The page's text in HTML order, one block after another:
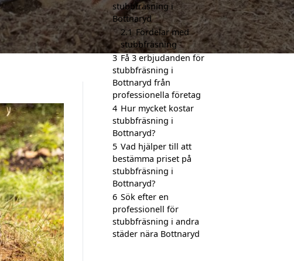
stubbfräsning i
Bottnaryd
2.1 Fördelar med
stubbfräsning
3 Få 3 erbjudanden för
stubbfräsning i
Bottnaryd från
professionella företag
4 Hur mycket kostar
stubbfräsning i
Bottnaryd?
5 Vad hjälper till att
bestämma priset på
stubbfräsning i
Bottnaryd?
6 Sök efter en
professionell för
stubbfräsning i andra
städer nära Bottnaryd